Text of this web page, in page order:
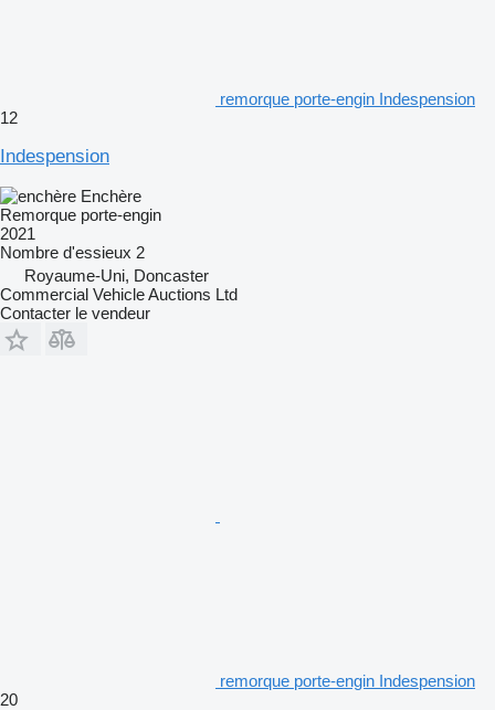
remorque porte-engin Indespension
12
Indespension
Enchère
Remorque porte-engin
2021
Nombre d'essieux 2
Royaume-Uni, Doncaster
Commercial Vehicle Auctions Ltd
Contacter le vendeur
remorque porte-engin Indespension
20